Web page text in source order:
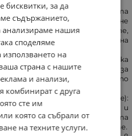
съставка във формулата
който спомага за укрепване
минералите,
на ежедневната употреба на
(Hydrated Silica): Тази съставка
абразив, който спомага за
и повърхностни петна по
не поврежда емайла.
(Calcium Glycerophosphate):
укрепването на емайла и
минерален баланс в устната
здравословен вид на зъбите.
бисквитки, за да
съдържанието,
анализираме нашия
споделяме
на
страна с нашите
и анализи,
комбинират с друга
сте им
която са събрали от
на техните услуги.